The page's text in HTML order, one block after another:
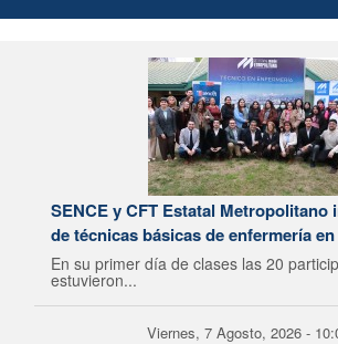
SENCE y CFT Estatal Metropolitano
de técnicas básicas de enfermería
En su primer día de clases las 20
estuvieron...
Viernes, 7 Agosto, 2026 -